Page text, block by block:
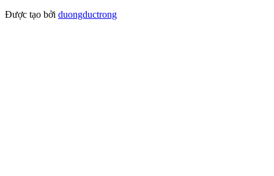
Được tạo bởi duongductrong